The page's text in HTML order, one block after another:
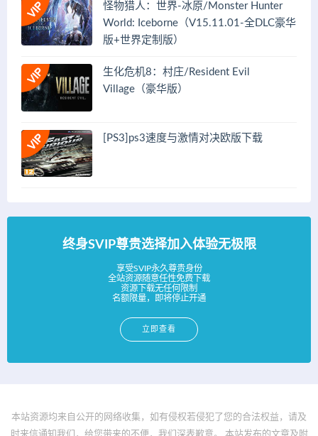
怪物猎人：世界-冰原/Monster Hunter
World: Iceborne（V15.11.01-全DLC豪华
版+世界定制版）
生化危机8：村庄/Resident Evil
Village（豪华版）
[PS3]ps3速度与激情对决欧版下载
终身SVIP尊贵选择加入体验无极限
享受SVIP永久尊贵身份
全站资源随意任性免费下载
资源下载无任何限制
名额限量，即将停止开通
立即查看
本站资源均来自公开的网络收集，如有侵权若侵犯了您的合法权益，请及